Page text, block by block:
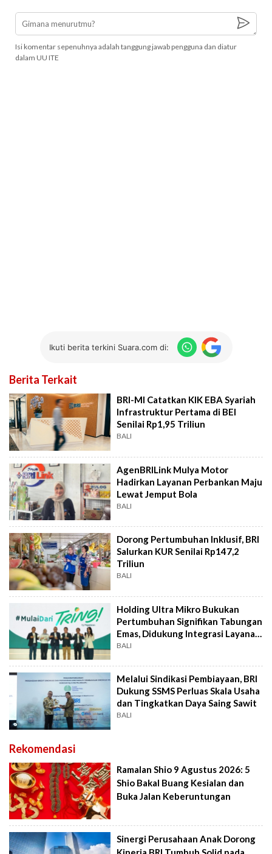
Isi komentar sepenuhnya adalah tanggung jawab pengguna dan diatur
dalam UU ITE
Ikuti berita terkini Suara.com di:
Berita Terkait
BRI-MI Catatkan KIK EBA Syariah
Infrastruktur Pertama di BEI
Senilai Rp1,95 Triliun
BALI
AgenBRILink Mulya Motor
Hadirkan Layanan Perbankan Maju
Lewat Jemput Bola
BALI
Dorong Pertumbuhan Inklusif, BRI
Salurkan KUR Senilai Rp147,2
Triliun
BALI
Holding Ultra Mikro Bukukan
Pertumbuhan Signifikan Tabungan
Emas, Didukung Integrasi Layanan
Digital
BALI
Melalui Sindikasi Pembiayaan, BRI
Dukung SSMS Perluas Skala Usaha
dan Tingkatkan Daya Saing Sawit
BALI
Rekomendasi
Ramalan Shio 9 Agustus 2026: 5
Shio Bakal Buang Kesialan dan
Buka Jalan Keberuntungan
Sinergi Perusahaan Anak Dorong